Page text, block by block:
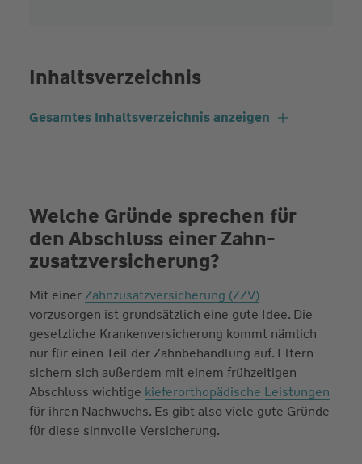
Inhaltsverzeichnis
Gesamtes Inhaltsverzeichnis anzeigen
Welche Gründe sprechen für
den Abschluss einer Zahn­
zusatz­versicherung?
Mit einerZahnzusatzversicherung (ZZV)
vorzusorgen ist grundsätzlich eine gute Idee. Die
gesetzliche Krankenversicherung kommt nämlich
nur für einen Teil der Zahnbehandlung auf. Eltern
sichern sich außerdem mit einem frühzeitigen
Abschluss wichtige kieferorthopädische Leistungen
für ihren Nachwuchs. Es gibt also viele gute Gründe
für diese sinnvolle Versicherung.